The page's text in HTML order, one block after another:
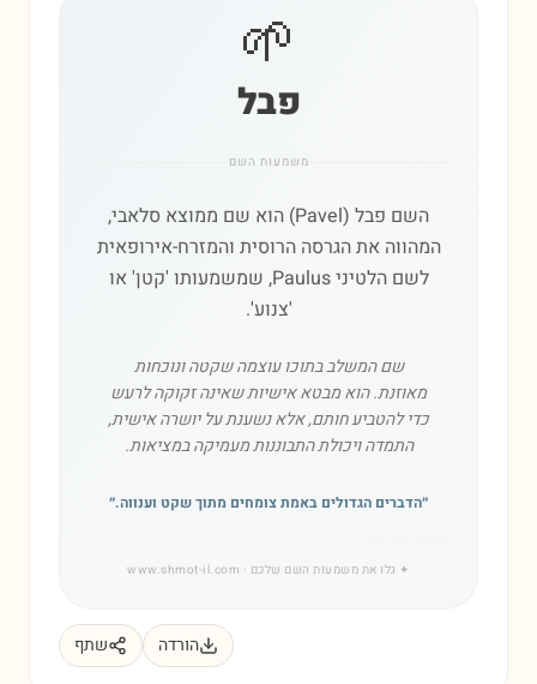
🌱
פבל
משמעות השם
השם פבל (Pavel) הוא שם ממוצא סלאבי,
המהווה את הגרסה הרוסית והמזרח-אירופאית
לשם הלטיני Paulus, שמשמעותו 'קטן' או
'צנוע'.
שם המשלב בתוכו עוצמה שקטה ונוכחות
מאוזנת. הוא מבטא אישיות שאינה זקוקה לרעש
כדי להטביע חותם, אלא נשענת על יושרה אישית,
התמדה ויכולת התבוננות מעמיקה במציאות.
״הדברים הגדולים באמת צומחים מתוך שקט וענווה.״
✦ גלו את משמעות השם שלכם · www.shmot-il.com
הורדה שתף